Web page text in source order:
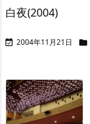
白夜(2004)
 2004年11月21日 